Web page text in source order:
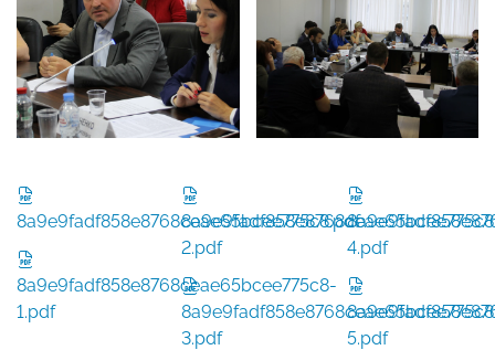
8a9e9fadf858e8768ceae65bcee775c8.pdf
8a9e9fadf858e8768ceae65bcee775c8-
1.pdf
2.pdf
3.pdf
4.pdf
5.pdf